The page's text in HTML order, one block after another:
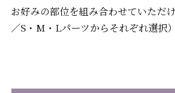
お好みの部位を組み合わせていただ
／S・M・Lパーツからそれぞれ選択）